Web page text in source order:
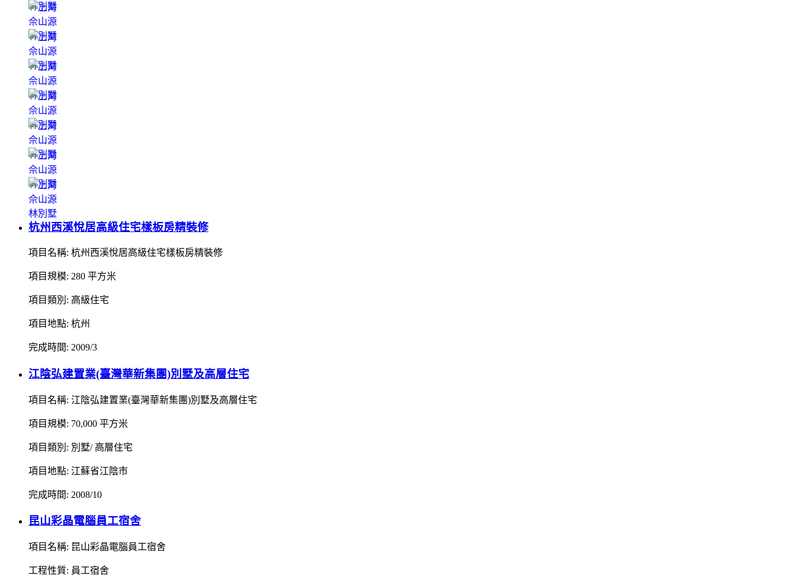
杭州西溪悅居高級住宅樣板房精裝修
項目名稱: 杭州西溪悅居高級住宅樣板房精裝修
項目規模: 280 平方米
項目類別: 高級住宅
項目地點: 杭州
完成時間: 2009/3
江陰弘建置業(臺灣華新集團)別墅及高層住宅
項目名稱: 江陰弘建置業(臺灣華新集團)別墅及高層住宅
項目規模: 70,000 平方米
項目類別: 別墅/ 高層住宅
項目地點: 江蘇省江陰市
完成時間: 2008/10
昆山彩晶電腦員工宿舍
項目名稱: 昆山彩晶電腦員工宿舍
工程性質: 員工宿舍